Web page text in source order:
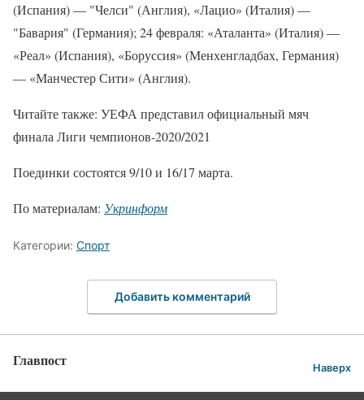
(Испания) — "Челси" (Англия), «Лацио» (Италия) —
"Бавария" (Германия); 24 февраля: «Аталанта» (Италия) —
«Реал» (Испания), «Боруссия» (Менхенгладбах, Германия)
— «Манчестер Сити» (Англия).
Читайте также: УЕФА представил официальный мяч
финала Лиги чемпионов-2020/2021
Поединки состоятся 9/10 и 16/17 марта.
По материалам: Укринформ
Категории: Спорт
Добавить комментарий
Главпост Наверх